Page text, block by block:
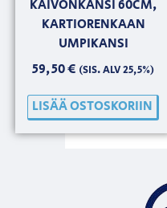
KAIVONKANSI 60CM,
KARTIORENKAAN
UMPIKANSI
59,50€ (SIS. ALV 25,5%)
LISÄÄ OSTOSKORIIN